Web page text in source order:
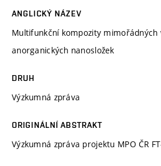
ANGLICKÝ NÁZEV
Multifunkční kompozity mimořádných
anorganických nanosložek
DRUH
Výzkumná zpráva
ORIGINÁLNÍ ABSTRAKT
Výzkumná zpráva projektu MPO ČR